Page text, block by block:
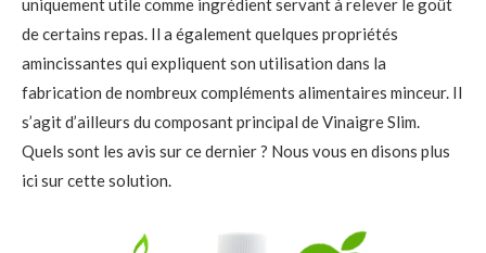
uniquement utile comme ingrédient servant à relever le goût
de certains repas. Il a également quelques propriétés
amincissantes qui expliquent son utilisation dans la
fabrication de nombreux compléments alimentaires minceur. Il
s’agit d’ailleurs du composant principal de Vinaigre Slim.
Quels sont les avis sur ce dernier ? Nous vous en disons plus
ici sur cette solution.